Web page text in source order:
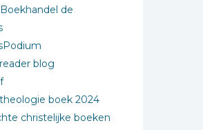
de
blog
boek 2024
christelijke boeken